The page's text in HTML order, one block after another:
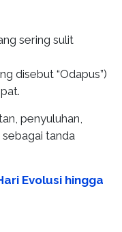
sering sulit
disebut “Odapus”)
penyuluhan,
tanda
Evolusi hingga